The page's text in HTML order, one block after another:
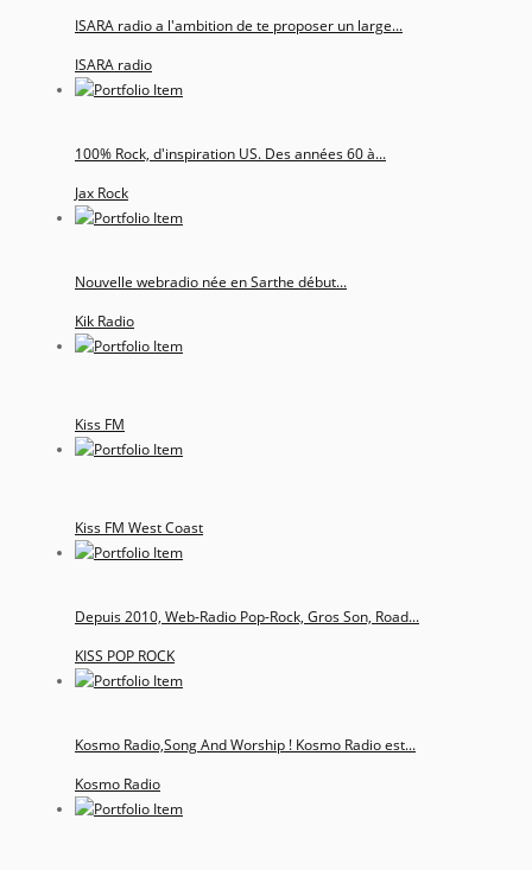
ISARA radio a l'ambition de te proposer un large...
ISARA radio
100% Rock, d'inspiration US. Des années 60 à...
Jax Rock
Nouvelle webradio née en Sarthe début...
Kik Radio
Kiss FM
Kiss FM West Coast
Depuis 2010, Web-Radio Pop-Rock, Gros Son, Road...
KISS POP ROCK
Kosmo Radio,Song And Worship ! Kosmo Radio est...
Kosmo Radio